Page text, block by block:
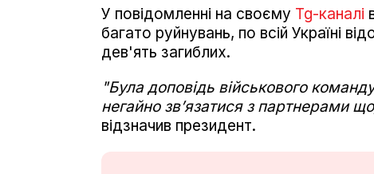
У повідомленні на своєму Tg-каналі
багато руйнувань, по всій Україні
дев'ять загиблих.
"Була доповідь військового
негайно звʼязатися з партнерами
відзначив президент.